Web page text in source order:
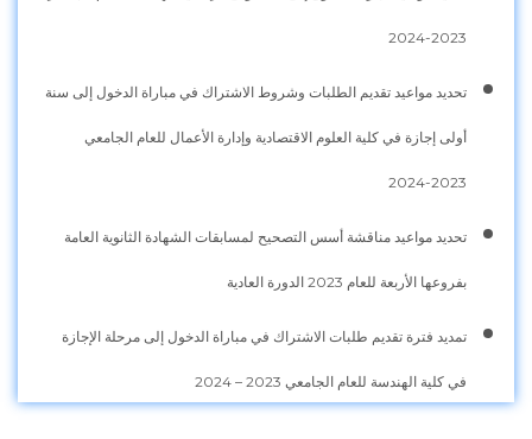
2023-2024
تحديد مواعيد تقديم الطلبات وشروط الاشتراك في مباراة الدخول إلى سنة
أولى إجازة في كلية العلوم الاقتصادية وإدارة الأعمال للعام الجامعي
2023-2024
تحديد مواعيد مناقشة أسس التصحيح لمسابقات الشهادة الثانوية العامة
بفروعها الأربعة للعام 2023 الدورة العادية
تمديد فترة تقديم طلبات الاشتراك في مباراة الدخول إلى مرحلة الإجازة
في كلية الهندسة للعام الجامعي 2023 – 2024